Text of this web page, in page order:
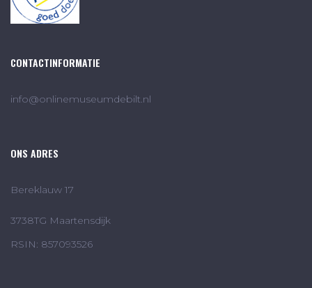
CONTACTINFORMATIE
info@onlinemuseumdebilt.nl
ONS ADRES
Bereklauw 17
3738TG Maartensdijk
RSIN: 857093526